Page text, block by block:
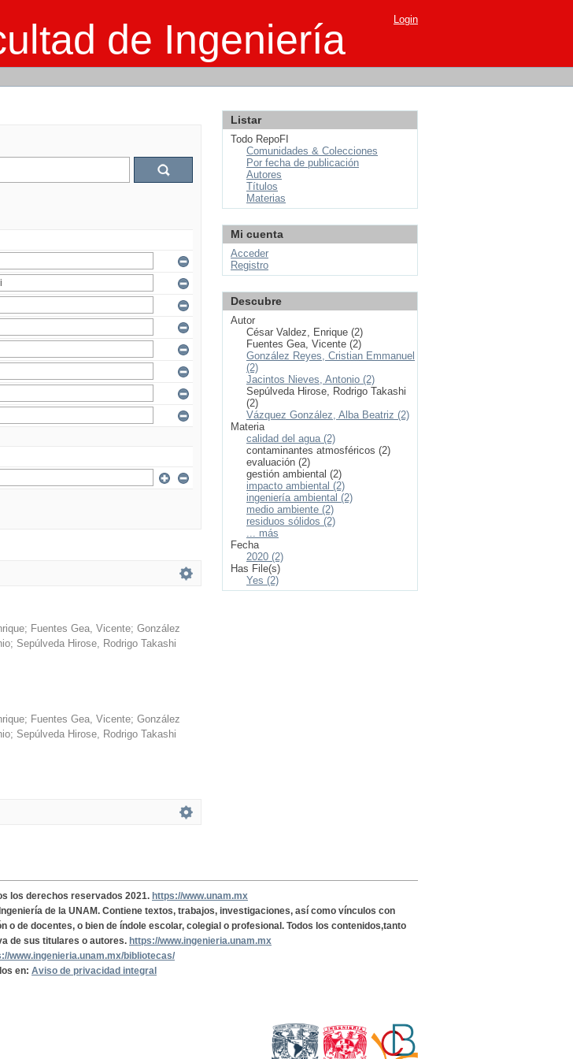
de Ingeniería Login
; Fuentes Gea, Vicente; González
; Sepúlveda Hirose, Rodrigo Takashi
; Fuentes Gea, Vicente; González
; Sepúlveda Hirose, Rodrigo Takashi
Listar
Todo RepoFI
Comunidades & Colecciones
Por fecha de publicación
Autores
Títulos
Materias
Mi cuenta
Acceder
Registro
Descubre
Autor
César Valdez, Enrique (2)
Fuentes Gea, Vicente (2)
González Reyes, Cristian Emmanuel
(2)
Jacintos Nieves, Antonio (2)
Sepúlveda Hirose, Rodrigo Takashi
(2)
Vázquez González, Alba Beatriz (2)
Materia
calidad del agua (2)
contaminantes atmosféricos (2)
evaluación (2)
gestión ambiental (2)
impacto ambiental (2)
ingeniería ambiental (2)
medio ambiente (2)
residuos sólidos (2)
... más
Fecha
2020 (2)
Has File(s)
Yes (2)
los derechos reservados 2021. https://www.unam.mx
de la UNAM. Contiene textos, trabajos, investigaciones, así como vínculos con
de docentes, o bien de índole escolar, colegial o profesional. Todos los contenidos,tanto
de sus titulares o autores. https://www.ingenieria.unam.mx
www.ingenieria.unam.mx/bibliotecas/
en: Aviso de privacidad integral